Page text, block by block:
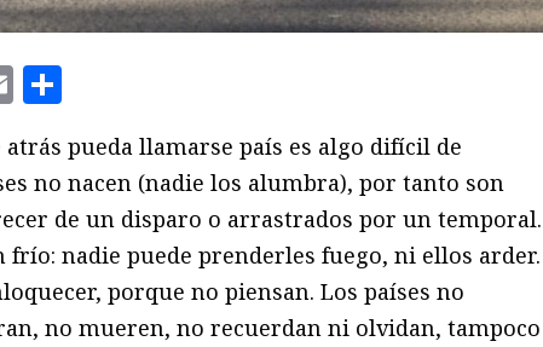
Email
atrás pueda llamarse país es algo difícil de
no nacen (nadie los alumbra), por tanto son
de un disparo o arrastrados por un temporal.
frío: nadie puede prenderles fuego, ni ellos arder.
porque no piensan. Los países no
no mueren, no recuerdan ni olvidan, tampoco